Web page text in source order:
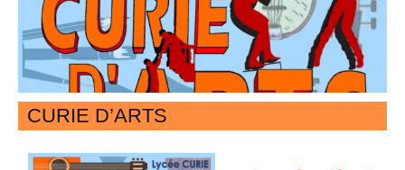
CURIE D’ARTS